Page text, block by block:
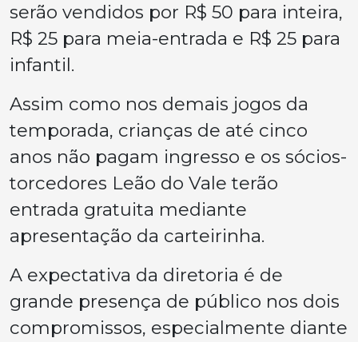
serão vendidos por R$ 50 para inteira,
R$ 25 para meia-entrada e R$ 25 para
infantil.
Assim como nos demais jogos da
temporada, crianças de até cinco
anos não pagam ingresso e os sócios-
torcedores Leão do Vale terão
entrada gratuita mediante
apresentação da carteirinha.
A expectativa da diretoria é de
grande presença de público nos dois
compromissos, especialmente diante